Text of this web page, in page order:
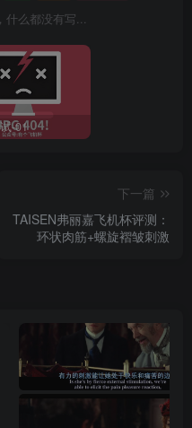
什么都没有写...
-01
下一篇
TAISEN弗丽嘉飞机杯评测：
环状肉筋+螺旋褶皱刺激